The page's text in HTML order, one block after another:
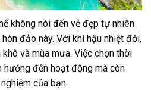
không nói đến vẻ đẹp tự nhiên
đảo này. Với khí hậu nhiệt đới,
khô và mùa mưa. Việc chọn thời
đến hoạt động mà còn
của bạn.